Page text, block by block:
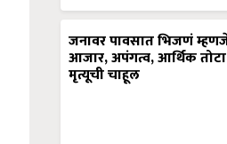
जनावर पावसात भिजणं
आजार, अपंगत्व, आर्थिक
मृत्यूची चाहूल